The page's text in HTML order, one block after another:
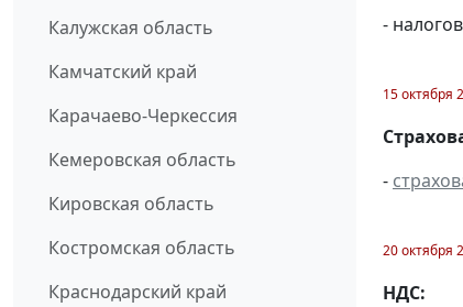
Калужская область
Камчатский край
Карачаево-Черкессия
Кемеровская область
Кировская область
Костромская область
Краснодарский край
-
15 октября
-
20 октября
НДС: